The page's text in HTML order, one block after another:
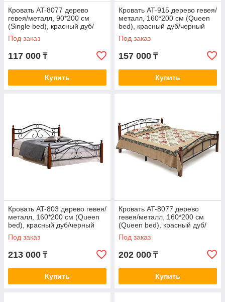
Кровать AT-8077 дерево
гевея/металл, 90*200 см
(Single bed), красный дуб/
черный
Под заказ
117 000 ₸
Купить
Кровать AT-915 дерево гевея/
металл, 160*200 см (Queen
bed), красный дуб/черный
Под заказ
157 000 ₸
Купить
Кровать AT-803 дерево гевея/
металл, 160*200 см (Queen
bed), красный дуб/черный
Под заказ
213 000 ₸
Купить
Кровать AT-8077 дерево
гевея/металл, 160*200 см
(Queen bed), красный дуб/
черный
Под заказ
202 000 ₸
Купить